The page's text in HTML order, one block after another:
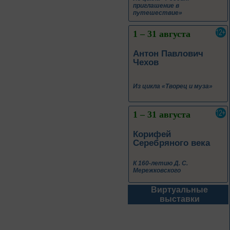
приглашение в
путешествие»
1 – 31 августа
Антон Павлович
Чехов
Из цикла «Творец и муза»
1 – 31 августа
Корифей
Серебряного века
К 160-летию Д. С.
Мережковского
До конца года
Виртуальные
выставки